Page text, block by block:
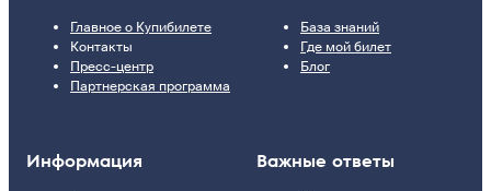
Главное о Купибилете
Контакты
Пресс-центр
Партнерская программа
База знаний
Где мой билет
Блог
Информация Важные ответы